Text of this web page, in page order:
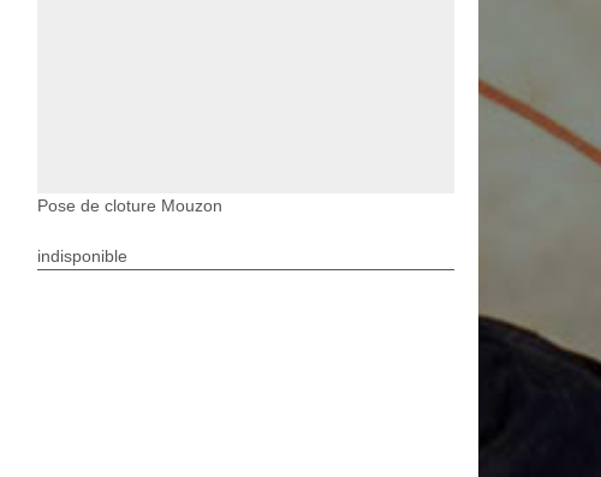
Pose de cloture Mouzon
indisponible